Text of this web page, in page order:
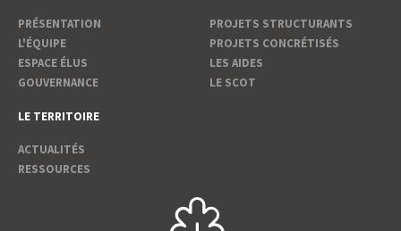
PRÉSENTATION
L'ÉQUIPE
ESPACE ÉLUS
GOUVERNANCE
PROJETS STRUCTURANTS
PROJETS CONCRÉTISÉS
LES AIDES
LE SCOT
LE TERRITOIRE
ACTUALITÉS
RESSOURCES